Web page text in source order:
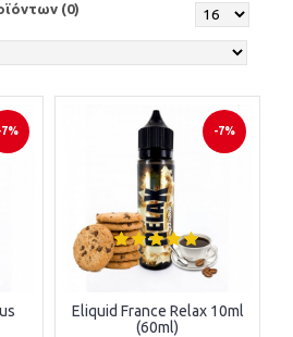
(0)
7% -7%
Eliquid France Relax 10ml
(60ml)